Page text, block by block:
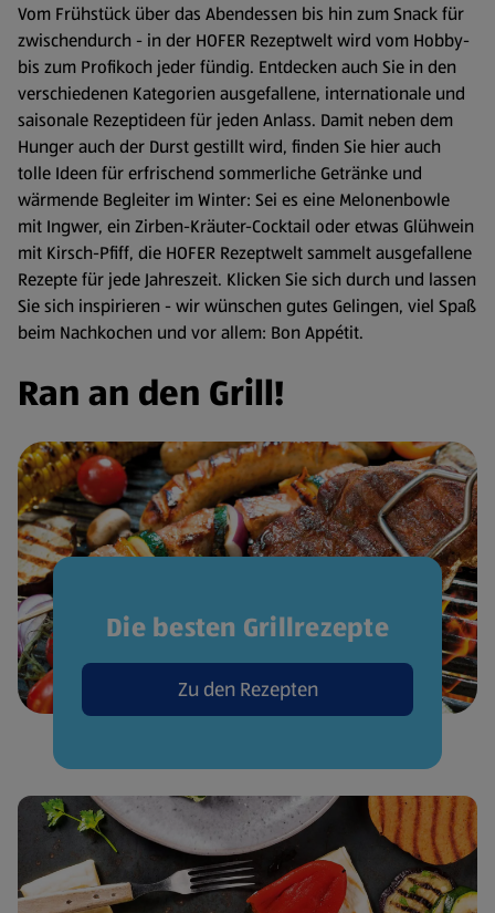
Vom Frühstück über das Abendessen bis hin zum Snack für
zwischendurch - in der HOFER Rezeptwelt wird vom Hobby-
bis zum Profikoch jeder fündig. Entdecken auch Sie in den
verschiedenen Kategorien ausgefallene, internationale und
saisonale Rezeptideen für jeden Anlass. Damit neben dem
Hunger auch der Durst gestillt wird, finden Sie hier auch
tolle Ideen für erfrischend sommerliche Getränke und
wärmende Begleiter im Winter: Sei es eine Melonenbowle
mit Ingwer, ein Zirben-Kräuter-Cocktail oder etwas Glühwein
mit Kirsch-Pfiff, die HOFER Rezeptwelt sammelt ausgefallene
Rezepte für jede Jahreszeit. Klicken Sie sich durch und lassen
Sie sich inspirieren - wir wünschen gutes Gelingen, viel Spaß
beim Nachkochen und vor allem: Bon Appétit.
Ran an den Grill!
Die besten Grillrezepte
Zu den Rezepten